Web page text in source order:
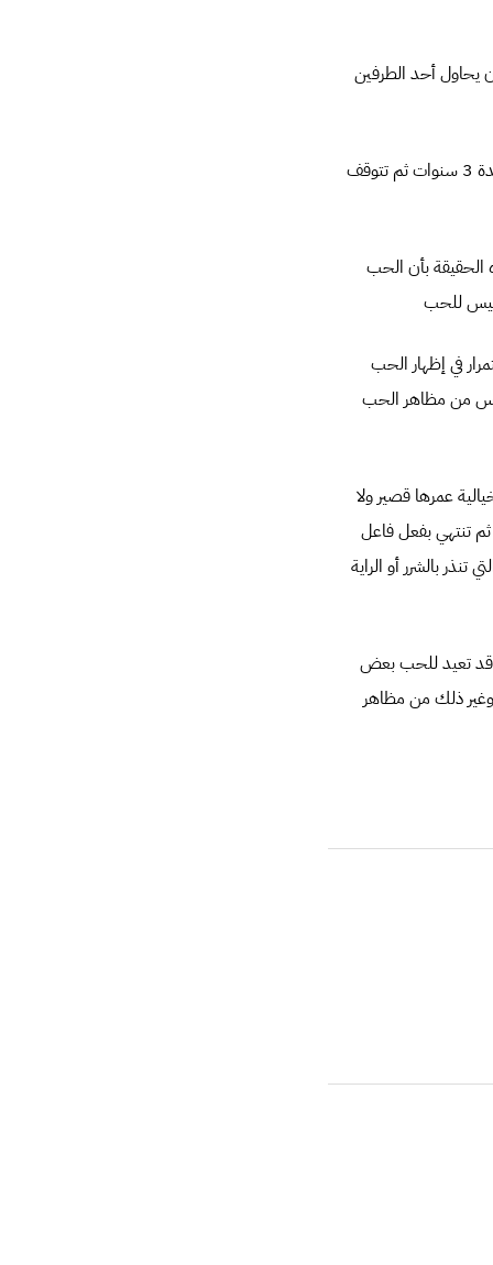
يحاول أحد الطرفين
يؤكد “روبسون” ، بأن كيمياء المخ المسيطرة على عملية الحب تظل تولد شحنات حب وطاقة عواطف لمدة 3 سنوات ثم تتوقف
الحقيقة بأن الحب
للحب
في إظهار الحب
من مظاهر الحب
عمرها قصير ولا
ثم تنتهي بفعل فاعل
بالشرر أو الراية
بعض الخطط التي قد تعيد للحب بعض
ذلك من مظاهر